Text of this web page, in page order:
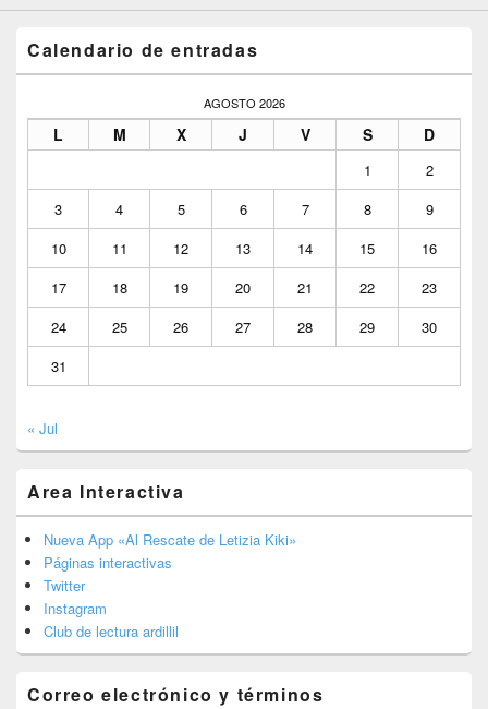
Calendario de entradas
AGOSTO 2026
L M X J V S D
1
2
3
4 5 6 7 8
9
10
11 12 13 14 15
16
17
18 19 20 21 22
23
24
25 26 27 28 29
30
31
« Jul
Area Interactiva
Nueva App «Al Rescate de Letizia Kiki»
Páginas interactivas
Twitter
Instagram
Club de lectura ardillil
Correo electrónico y términos